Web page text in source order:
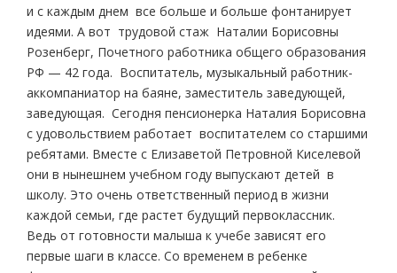
и с каждым днем все больше и больше фонтанирует
идеями. А вот трудовой стаж Наталии Борисовны
Розенберг, Почетного работника общего образования
РФ — 42 года. Воспитатель, музыкальный работник-
аккомпаниатор на баяне, заместитель заведующей,
заведующая. Сегодня пенсионерка Наталия Борисовна
с удовольствием работает воспитателем со старшими
ребятами. Вместе с Елизаветой Петровной Киселевой
они в нынешнем учебном году выпускают детей в
школу. Это очень ответственный период в жизни
каждой семьи, где растет будущий первоклассник.
Ведь от готовности малыша к учебе зависят его
первые шаги в классе. Со временем в ребенке